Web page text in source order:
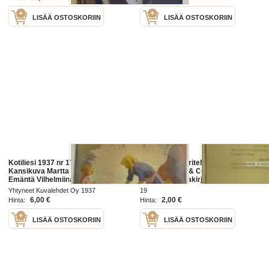
LISÄÄ OSTOSKORIIN LISÄÄ OSTOSKORIIN
Kotiliesi 1937 nr 17, 1.9.1937,
Kansikuva Martta Wendelin,
Emäntä Vilhelmiina Syrjälä -
Heinola -Härkälä, Pelkäävätkö
pikkulapset koulua?,
Kotitaolusmestaritutkinto
Yhtyneet Kuvalehdet Oy 1937
Hinta:
6,00 €
LISÄÄ OSTOSKORIIN
Heinolan Faneritehdas
Zachariassen & Co Ab Heinola
14.3.1934 -asiakirja
19
Hinta:
2,00 €
LISÄÄ OSTOSKORIIN